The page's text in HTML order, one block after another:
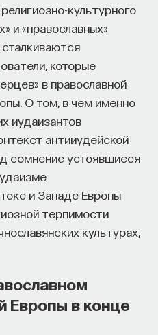
культурного
и «православных»
которые
в православной
О том, в чем именно
иудаизантов
антииудейской
сомнение устоявшиеся
и Западе Европы
терпимости
культурах,
Европы в конце